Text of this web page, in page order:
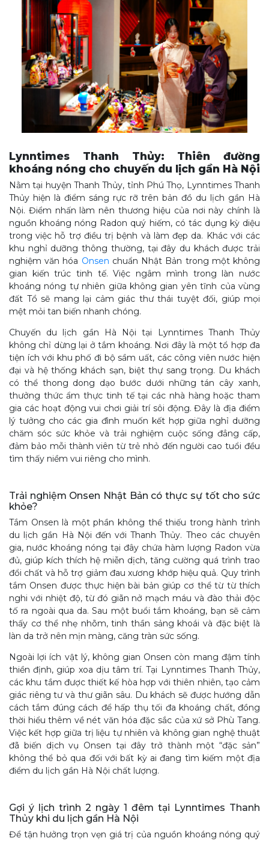
Lynntimes Thanh Thủy: Thiên đường
khoáng nóng cho chuyến du lịch gần Hà Nội
Nằm tại huyện Thanh Thủy, tỉnh Phú Thọ, Lynntimes Thanh
Thủy hiện là điểm sáng rực rỡ trên bản đồ du lịch gần Hà
Nội. Điểm nhấn làm nên thương hiệu của nơi này chính là
nguồn khoáng nóng Radon quý hiếm, có tác dụng kỳ diệu
trong việc hỗ trợ điều trị bệnh và làm đẹp da. Khác với các
khu nghỉ dưỡng thông thường, tại đây du khách được trải
nghiệm văn hóa Onsen chuẩn Nhật Bản trong một không
gian kiến trúc tinh tế. Việc ngâm mình trong làn nước
khoáng nóng tự nhiên giữa không gian yên tĩnh của vùng
đất Tổ sẽ mang lại cảm giác thư thái tuyệt đối, giúp mọi
mệt mỏi tan biến nhanh chóng.
Chuyến du lịch gần Hà Nội tại Lynntimes Thanh Thủy
không chỉ dừng lại ở tắm khoáng. Nơi đây là một tổ hợp đa
tiện ích với khu phố đi bộ sầm uất, các công viên nước hiện
đại và hệ thống khách sạn, biệt thự sang trọng. Du khách
có thể thong dong dạo bước dưới những tán cây xanh,
thưởng thức ẩm thực tinh tế tại các nhà hàng hoặc tham
gia các hoạt động vui chơi giải trí sôi động. Đây là địa điểm
lý tưởng cho các gia đình muốn kết hợp giữa nghỉ dưỡng
chăm sóc sức khỏe và trải nghiệm cuộc sống đẳng cấp,
đảm bảo mỗi thành viên từ trẻ nhỏ đến người cao tuổi đều
tìm thấy niềm vui riêng cho mình.
Trải nghiệm Onsen Nhật Bản có thực sự tốt cho sức
khỏe?
Tắm Onsen là một phần không thể thiếu trong hành trình
du lịch gần Hà Nội đến với Thanh Thủy. Theo các chuyên
gia, nước khoáng nóng tại đây chứa hàm lượng Radon vừa
đủ, giúp kích thích hệ miễn dịch, tăng cường quá trình trao
đổi chất và hỗ trợ giảm đau xương khớp hiệu quả. Quy trình
tắm Onsen được thực hiện bài bản giúp cơ thể từ từ thích
nghi với nhiệt độ, từ đó giãn nở mạch máu và đào thải độc
tố ra ngoài qua da. Sau một buổi tắm khoáng, bạn sẽ cảm
thấy cơ thể nhẹ nhõm, tinh thần sảng khoái và đặc biệt là
làn da trở nên mịn màng, căng tràn sức sống.
Ngoài lợi ích vật lý, không gian Onsen còn mang đậm tính
thiền định, giúp xoa dịu tâm trí. Tại Lynntimes Thanh Thủy,
các khu tắm được thiết kế hòa hợp với thiên nhiên, tạo cảm
giác riêng tư và thư giãn sâu. Du khách sẽ được hướng dẫn
cách tắm đúng cách để hấp thụ tối đa khoáng chất, đồng
thời hiểu thêm về nét văn hóa đặc sắc của xứ sở Phù Tang.
Việc kết hợp giữa trị liệu tự nhiên và không gian nghệ thuật
đã biến dịch vụ Onsen tại đây trở thành một “đặc sản”
không thể bỏ qua đối với bất kỳ ai đang tìm kiếm một địa
điểm du lịch gần Hà Nội chất lượng.
Gợi ý lịch trình 2 ngày 1 đêm tại Lynntimes Thanh
Thủy khi du lịch gần Hà Nội
Để tận hưởng trọn vẹn giá trị của nguồn khoáng nóng quý